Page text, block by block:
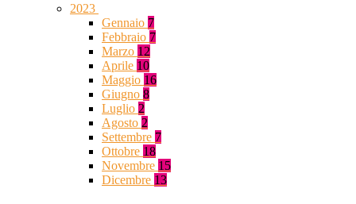
2023
Gennaio 7
Febbraio 7
Marzo 12
Aprile 10
Maggio 16
Giugno 8
Luglio 2
Agosto 2
Settembre 7
Ottobre 18
Novembre 15
Dicembre 13